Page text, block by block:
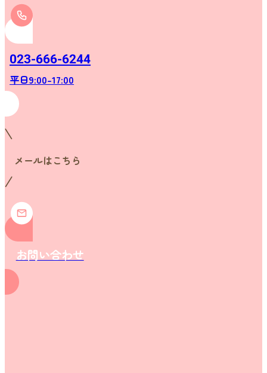
023-666-6244
平日9:00-17:00
メールはこちら
お問い合わせ